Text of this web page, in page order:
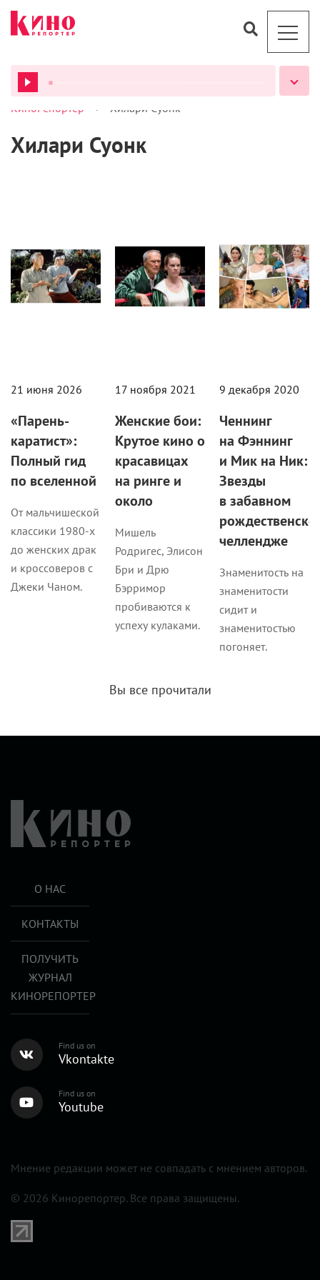
ВСЕ ПОДКАСТЫ
КиноРепортер > Хилари Суонк
Хилари Суонк
21 июня 2026
«Парень-
каратист»:
Полный гид
по вселенной
От мальчишеской
классики 1980-х
до женских драк
и кроссоверов с
Джеки Чаном.
17 ноября 2021
Женские бои:
Крутое кино о
красавицах
на ринге и
около
Мишель
Родригес, Элисон
Бри и Дрю
Бэрримор
пробиваются к
успеху кулаками.
9 декабря 2020
Ченнинг
на Фэннинг
и Мик на Ник:
Звезды
в забавном
челлендже
Знаменитость на
знаменитости
сидит и
знаменитостью
погоняет.
Вы все прочитали
О НАС
КОНТАКТЫ
ПОЛУЧИТЬ
ЖУРНАЛ
КИНОРЕПОРТЕР
Find us on
Vkontakte
Find us on
Youtube
Мнение редакции может не совпадать с мнением авторов.
© 2026 Кинорепортер. Все права защищены.